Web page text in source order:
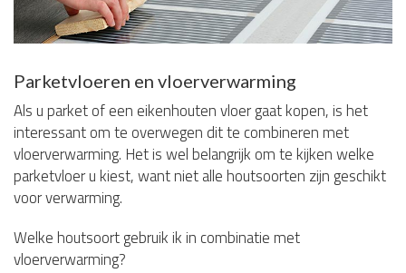
Parketvloeren en vloerverwarming
Als u parket of een eikenhouten vloer gaat kopen, is het
interessant om te overwegen dit te combineren met
vloerverwarming. Het is wel belangrijk om te kijken welke
parketvloer u kiest, want niet alle houtsoorten zijn geschikt
voor verwarming.
Welke houtsoort gebruik ik in combinatie met
vloerverwarming?